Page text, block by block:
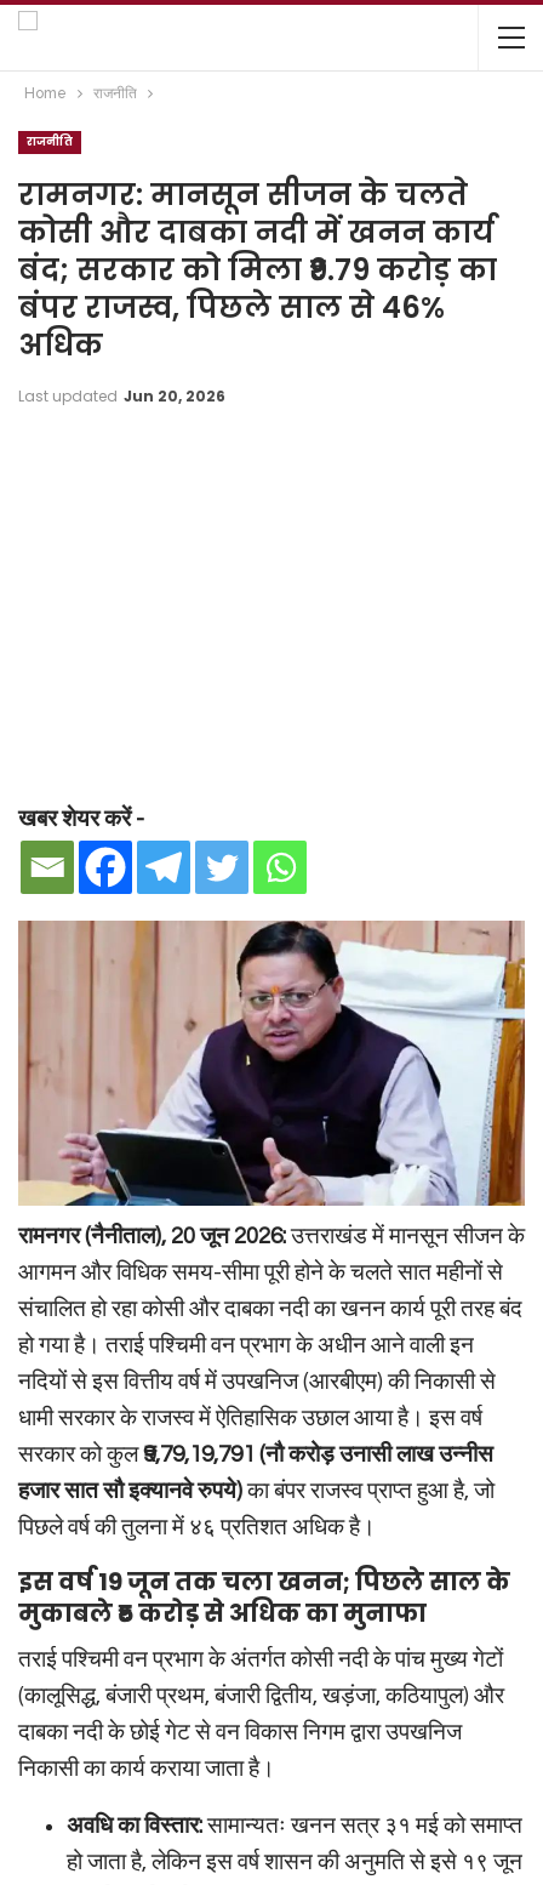
Home राजनीति
राजनीति
रामनगर: मानसून सीजन के चलते
कोसी और दाबका नदी में खनन कार्य
बंद; सरकार को मिला ₹9.79 करोड़ का
बंपर राजस्व, पिछले साल से 46%
अधिक
Last updated Jun 20, 2026
खबर शेयर करें -
रामनगर (नैनीताल), 20 जून 2026:उत्तराखंड में मानसून सीजन के
आगमन और विधिक समय-सीमा पूरी होने के चलते सात महीनों से
संचालित हो रहा कोसी और दाबका नदी का खनन कार्य पूरी तरह बंद
हो गया है। तराई पश्चिमी वन प्रभाग के अधीन आने वाली इन
नदियों से इस वित्तीय वर्ष में उपखनिज (आरबीएम) की निकासी से
धामी सरकार के राजस्व में ऐतिहासिक उछाल आया है। इस वर्ष
सरकार को कुल₹9,79,19,791 (नौ करोड़ उनासी लाख उन्नीस
हजार सात सौ इक्यानवे रुपये)का बंपर राजस्व प्राप्त हुआ है, जो
पिछले वर्ष की तुलना में ४६ प्रतिशत अधिक है।
इस वर्ष 19 जून तक चला खनन; पिछले साल के
मुकाबले ₹5 करोड़ से अधिक का मुनाफा
तराई पश्चिमी वन प्रभाग के अंतर्गत कोसी नदी के पांच मुख्य गेटों
(कालूसिद्ध, बंजारी प्रथम, बंजारी द्वितीय, खड़ंजा, कठियापुल) और
दाबका नदी के छोई गेट से वन विकास निगम द्वारा उपखनिज
निकासी का कार्य कराया जाता है।
अवधि का विस्तार:सामान्यतः खनन सत्र ३१ मई को समाप्त
हो जाता है, लेकिन इस वर्ष शासन की अनुमति से इसे १९ जून